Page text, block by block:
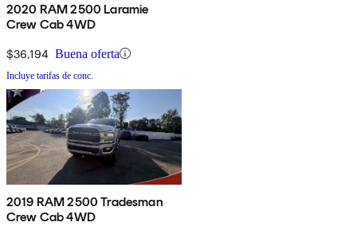
2020 RAM 2500 Laramie
Crew Cab 4WD
$36,194 Buena oferta
Incluye tarifas de conc.
2019 RAM 2500 Tradesman
Crew Cab 4WD